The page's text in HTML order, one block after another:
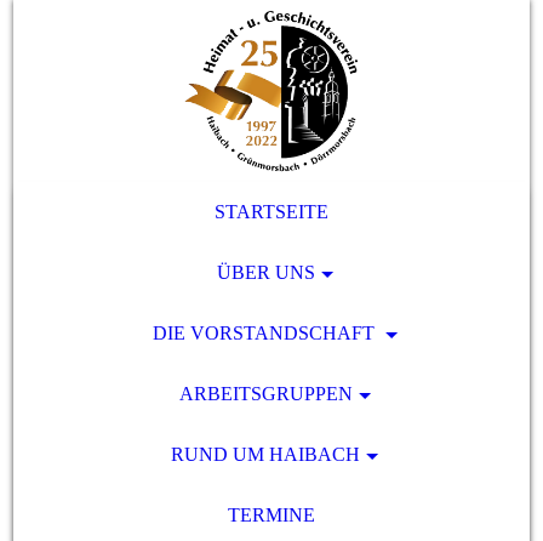
STARTSEITE
ÜBER UNS
DIE VORSTANDSCHAFT
ARBEITSGRUPPEN
RUND UM HAIBACH
TERMINE